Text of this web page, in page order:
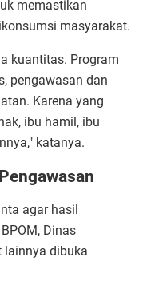
memastikan
masyarakat.
kuantitas. Program
pengawasan dan
Karena yang
ibu hamil, ibu
katanya.
agar hasil
Dinas
lainnya dibuka